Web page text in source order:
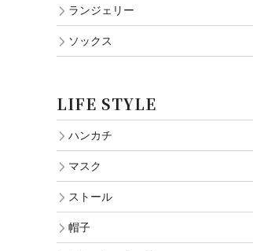
ランジェリー
ソックス
LIFE STYLE
ハンカチ
マスク
ストール
帽子